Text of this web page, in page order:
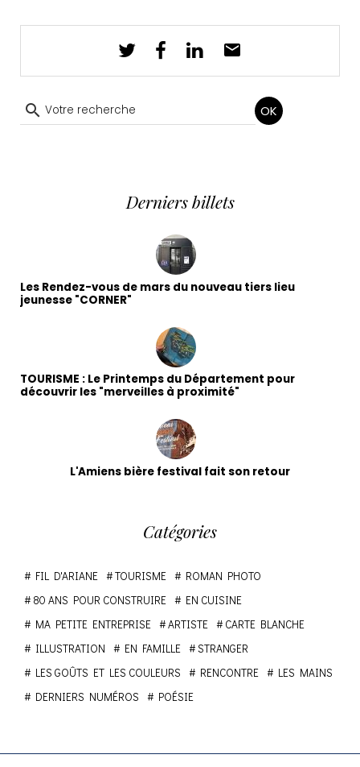
OK
Derniers billets
Les Rendez-vous de mars du nouveau tiers lieu
jeunesse "CORNER"
TOURISME : Le Printemps du Département pour
découvrir les "merveilles à proximité"
L'Amiens bière festival fait son retour
Catégories
FIL D'ARIANE TOURISME
ROMAN PHOTO
80 ANS POUR CONSTRUIRE
EN CUISINE
MA PETITE ENTREPRISE
ARTISTE
CARTE BLANCHE
ILLUSTRATION
EN FAMILLE
STRANGER
LES GOÛTS ET LES COULEURS
RENCONTRE
LES MAINS
DERNIERS NUMÉROS
POÉSIE